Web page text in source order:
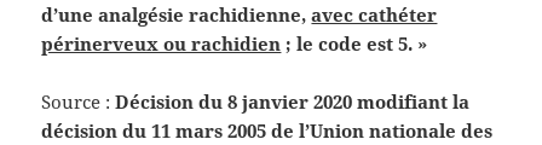
d’une analgésie rachidienne,avec cathéter
périnerveux ou rachidien ; le code est 5. »
Source :Décision du 8 janvier 2020 modifiant la
décision du 11 mars 2005 de l’Union nationale des